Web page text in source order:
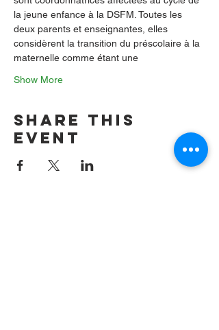
la jeune enfance à la DSFM. Toutes les
deux parents et enseignantes, elles
considèrent la transition du préscolaire à la
maternelle comme étant une
Show More
Share this
event